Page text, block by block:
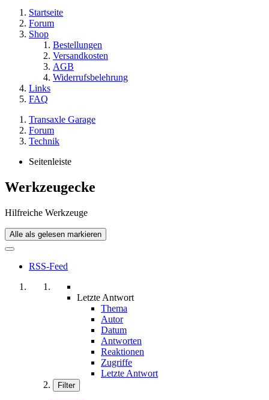
Startseite
Forum
Shop
Bestellungen
Versandkosten
AGB
Widerrufsbelehrung
Links
FAQ
Transaxle Garage
Forum
Technik
Seitenleiste
Werkzeugecke
Hilfreiche Werkzeuge
Alle als gelesen markieren
RSS-Feed
Letzte Antwort
Thema
Autor
Datum
Antworten
Reaktionen
Zugriffe
Letzte Antwort
Filter